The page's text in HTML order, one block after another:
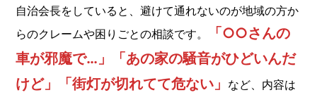
自治会長をしていると、避けて通れないのが地域の方か
らのクレームや困りごとの相談です。
「○○さんの
車が邪魔で…」「あの家の騒音がひどいんだ
けど」「街灯が切れてて危ない」 など、内容は